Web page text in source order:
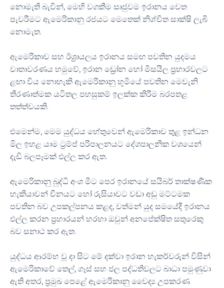
නොමැති බැවින්, මෙහි වගකීම සෘජුවම ඉරානය වෙත
පැවරීමට ඇමෙරිකානු රජයට මෙතෙක් නිශ්චිත සාක්ෂි ලැබී
නොමැත.
ඇමෙරිකාව සහ ඊශ්‍රායලය ඉරානය සමඟ පවතින යුදමය
වාතාවරණය හමුවේ, ඉරාන ඩ්‍රෝන හෝ මිසයිල ප්‍රහාරවලට
ළඟා විය නොහැකි ඇමෙරිකානු භූමියේ පවතින මෙවැනි
තීරණාත්මක යටිතල පහසුකම් ඉලක්ක කිරීම බරපතළ
තත්ත්වයකි.
එමෙන්ම, මෙම යුද්ධය හේතුවෙන් ඇමෙරිකාව තුළ ඉන්ධන
මිල ඉහළ යාම ට්‍රම්ප් පරිපාලනයට දේශපාලනික වශයෙන්
දැඩි බලපෑමක් එල්ල කර ඇත.
ඇමෙරිකානු බුද්ධි අංශ මීට පෙර ඉරානයේ සයිබර් තාක්ෂණික
හැකියාවන් චීනයට හෝ රුසියාවට වඩා අඩු මට්ටමක
පවතින බව උපකල්පනය කළද, වත්මන් යුද සමයේදී ඉරානය
එල්ල කරන ප්‍රහාරයන් හරහා ඔවුන් අනපේක්ෂිත සතුරෙකු
බව සනාථ කර ඇත.
යුද්ධය ආරම්භ වූ දා සිට මේ දක්වා ඉරාන හැකර්වරුන් විසින්
ඇමෙරිකාවේ තෙල්, ගෑස් සහ ජල පද්ධතිවලට බාධා පමුණුවා
ඇති අතර, ප්‍රමුඛ පෙළේ ඇමෙරිකානු වෛද්‍ය උපකරණ